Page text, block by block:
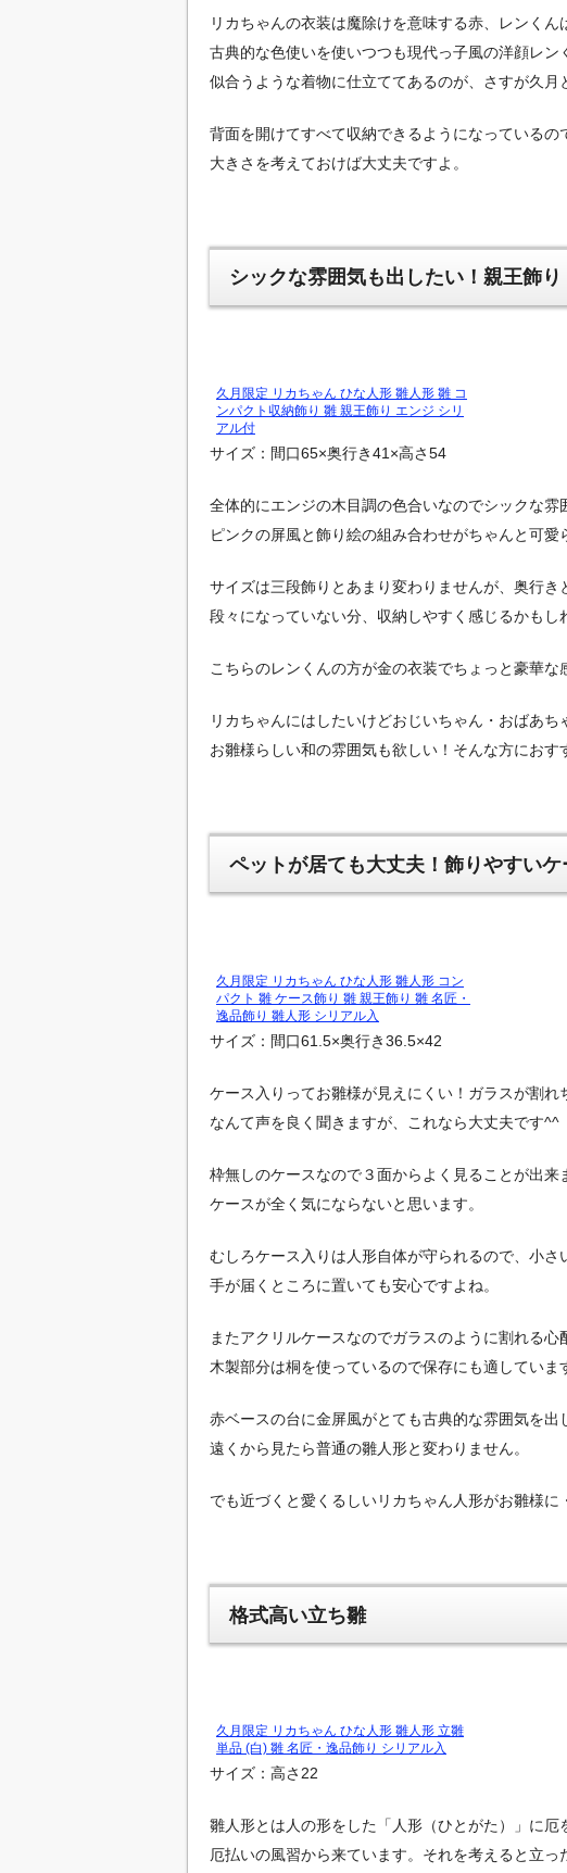
リカちゃんの衣装は魔除けを意味する赤、レンくん
古典的な色使いを使いつつも現代っ子風の洋顔レン
似合うような着物に仕立ててあるのが、さすが久月
背面を開けてすべて収納できるようになっているの
大きさを考えておけば大丈夫ですよ。
シックな雰囲気も出したい！親王飾り
久月限定 リカちゃん ひな人形 雛人形 雛 コ
ンパクト収納飾り 雛 親王飾り エンジ シリ
アル付
サイズ：間口65×奥行き41×高さ54
全体的にエンジの木目調の色合いなのでシックな雰
ピンクの屏風と飾り絵の組み合わせがちゃんと可愛
サイズは三段飾りとあまり変わりませんが、奥行き
段々になっていない分、収納しやすく感じるかもし
こちらのレンくんの方が金の衣装でちょっと豪華な
リカちゃんにはしたいけどおじいちゃん・おばあ
お雛様らしい和の雰囲気も欲しい！そんな方におす
ペットが居ても大丈夫！飾りやすいケ
久月限定 リカちゃん ひな人形 雛人形 コン
パクト 雛 ケース飾り 雛 親王飾り 雛 名匠・
逸品飾り 雛人形 シリアル入
サイズ：間口61.5×奥行き36.5×42
ケース入りってお雛様が見えにくい！ガラスが割れ
なんて声を良く聞きますが、これなら大丈夫です^^
枠無しのケースなので３面からよく見ることが出来
ケースが全く気にならないと思います。
むしろケース入りは人形自体が守られるので、小さ
手が届くところに置いても安心ですよね。
またアクリルケースなのでガラスのように割れる心
木製部分は桐を使っているので保存にも適していま
赤ベースの台に金屏風がとても古典的な雰囲気を出
遠くから見たら普通の雛人形と変わりません。
でも近づくと愛くるしいリカちゃん人形がお雛様に
格式高い立ち雛
久月限定 リカちゃん ひな人形 雛人形 立雛
単品 (白) 雛 名匠・逸品飾り シリアル入
サイズ：高さ22
雛人形とは人の形をした「人形（ひとがた）」に厄
厄払いの風習から来ています。それを考えると立っ